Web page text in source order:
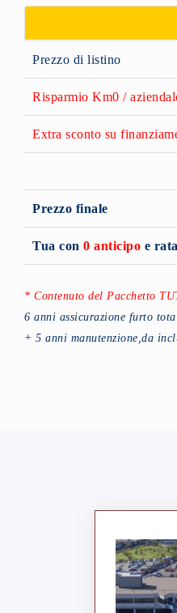
Prezzo di listino
Risparmio Km0 /
Extra sconto su
Prezzo finale
Tua con 0 anticipo e
* Contenuto del Pacchetto
6 anni assicurazione furto
+ 5 anni manutenzione,da